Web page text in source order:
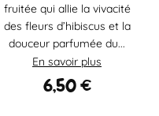
fruitée qui allie la vivacité
des fleurs d’hibiscus et la
douceur parfumée du...
En savoir plus
6,50€